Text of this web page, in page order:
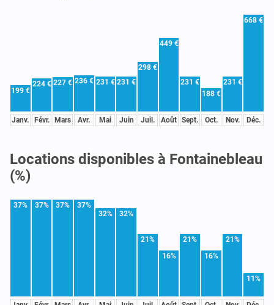
199 €
Janv.
224 €
Févr.
227 €
Mars
236 €
Avr.
231 €
Mai
231 €
Juin
298 €
Juil.
449 €
Août
231 €
Sept.
188 €
Oct.
231 €
Nov.
668 €
Déc.
Locations disponibles à Fontainebleau
(%)
37% 37% 37% 37%
32% 32%
21%
16%
21%
16%
21%
11%